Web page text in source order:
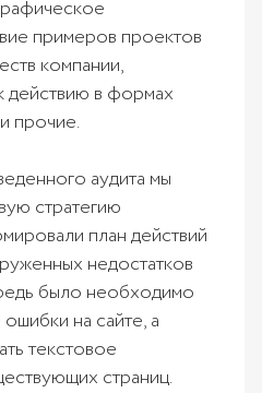
примеров проектов
компании,
действию в формах
прочие.
аудита мы
стратегию
план действий
недостатков
было необходимо
на сайте, а
текстовое
страниц.